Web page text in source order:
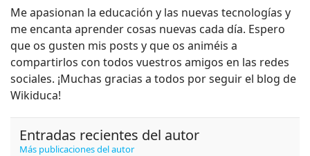
Me apasionan la educación y las nuevas tecnologías y
me encanta aprender cosas nuevas cada día. Espero
que os gusten mis posts y que os animéis a
compartirlos con todos vuestros amigos en las redes
sociales. ¡Muchas gracias a todos por seguir el blog de
Wikiduca!
Entradas recientes del autor
Más publicaciones del autor